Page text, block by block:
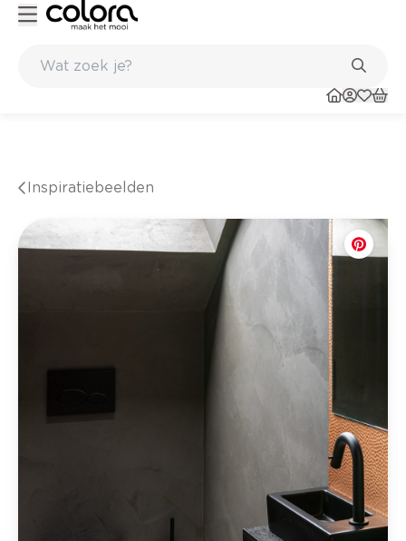
Inspiratiebeelden